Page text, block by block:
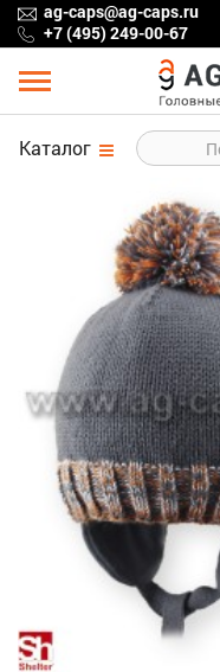
ag-caps@ag-caps.ru
+7 (495) 249-00-67
Каталог